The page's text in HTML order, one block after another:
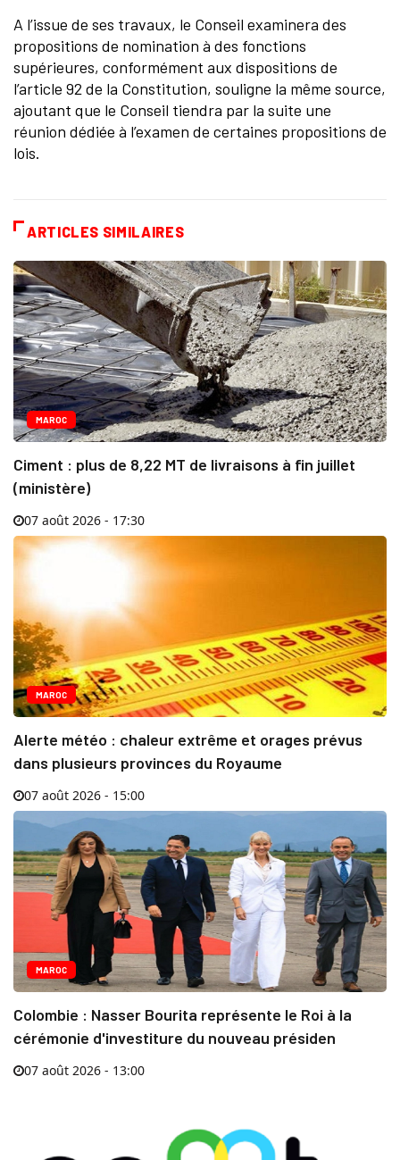
A l’issue de ses travaux, le Conseil examinera des
propositions de nomination à des fonctions
supérieures, conformément aux dispositions de
l’article 92 de la Constitution, souligne la même source,
ajoutant que le Conseil tiendra par la suite une
réunion dédiée à l’examen de certaines propositions de
lois.
ARTICLES SIMILAIRES
MAROC
Ciment : plus de 8,22 MT de livraisons à fin juillet
(ministère)
07 août 2026 - 17:30
MAROC
Alerte météo : chaleur extrême et orages prévus
dans plusieurs provinces du Royaume
07 août 2026 - 15:00
MAROC
Colombie : Nasser Bourita représente le Roi à la
cérémonie d'investiture du nouveau présiden
07 août 2026 - 13:00